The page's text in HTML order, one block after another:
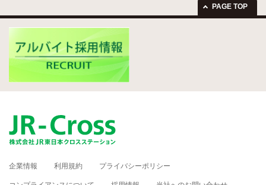
PAGE TOP
企業情報 利用規約 プライバシーポリシー